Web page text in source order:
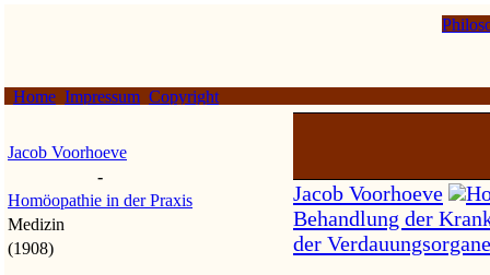
Home Impressum Copyright
Jacob Voorhoeve
-
Homöopathie in der Praxis
Medizin
(1908)
Jacob Voorhoeve
Behandlung der
der Verdauungsorgane